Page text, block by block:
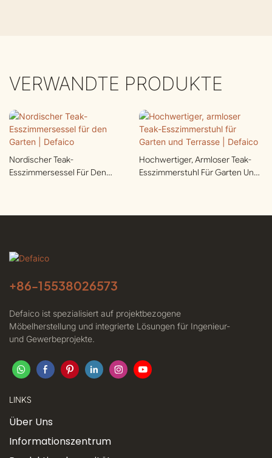
VERWANDTE PRODUKTE
Nordischer Teak-
Esszimmersessel Für Den
Hochwertiger, Armloser Teak-
Esszimmerstuhl Für Garten Und
+86-15538026573
Defaico ist spezialisiert auf projektbezogene
Möbelherstellung und integrierte Lösungen für Ingenieur-
und Gewerbeprojekte.
LINKS
Über Uns
Informationszentrum